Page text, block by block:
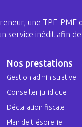
une TPE-
service inédit afin de
Nos prestations
Gestion administrative
Conseiller juridique
Déclaration fiscale
Plan de trésorerie